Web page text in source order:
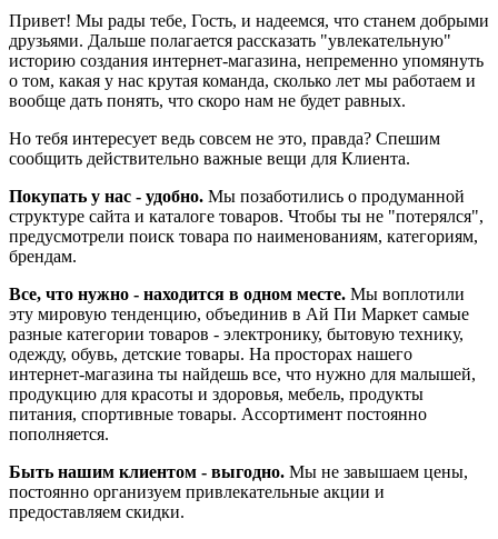
Привет! Мы рады тебе, Гость, и надеемся, что станем добрыми
друзьями. Дальше полагается рассказать "увлекательную"
историю создания интернет-магазина, непременно упомянуть
о том, какая у нас крутая команда, сколько лет мы работаем и
вообще дать понять, что скоро нам не будет равных.
Но тебя интересует ведь совсем не это, правда? Спешим
сообщить действительно важные вещи для Клиента.
Покупать у нас - удобно. Мы позаботились о продуманной
структуре сайта и каталоге товаров. Чтобы ты не "потерялся",
предусмотрели поиск товара по наименованиям, категориям,
брендам.
Все, что нужно - находится в одном месте. Мы воплотили
эту мировую тенденцию, объединив в Ай Пи Маркет самые
разные категории товаров - электронику, бытовую технику,
одежду, обувь, детские товары. На просторах нашего
интернет-магазина ты найдешь все, что нужно для малышей,
продукцию для красоты и здоровья, мебель, продукты
питания, спортивные товары. Ассортимент постоянно
пополняется.
Быть нашим клиентом - выгодно. Мы не завышаем цены,
постоянно организуем привлекательные акции и
предоставляем скидки.